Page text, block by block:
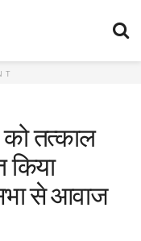
को तत्काल
किया
से आवाज